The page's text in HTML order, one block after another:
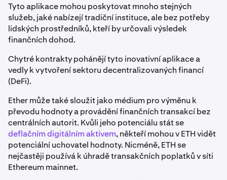
Tyto aplikace mohou poskytovat mnoho stejných
služeb, jaké nabízejí tradiční instituce, ale bez potřeby
lidských prostředníků, kteří by určovali výsledek
finančních dohod.
Chytré kontrakty pohánějí tyto inovativní aplikace a
vedly k vytvoření sektoru decentralizovaných financí
(DeFi).
Ether může také sloužit jako médium pro výměnu k
převodu hodnoty a provádění finančních transakcí bez
centrálních autorit. Kvůli jeho potenciálu stát se
deflačním digitálním aktivem, někteří mohou v ETH vidět
potenciální uchovatel hodnoty. Nicméně, ETH se
nejčastěji používá k úhradě transakčních poplatků v síti
Ethereum mainnet.